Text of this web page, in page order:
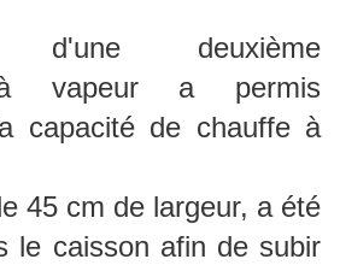
d'une deuxième
à vapeur a permis
capacité de chauffe à
45 cm de largeur, a été
le caisson afin de subir